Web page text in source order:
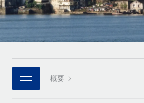
プラットフォーム
チームのための人事の基本機能を内蔵
接続 新しい
当社のMCPを使用して、あらゆるAI
統合
基本的なビジネスツールを活用して業
企業
大企業向けのグローバルHR
パートナーに登録
戦略的テクノロジーパートナー
グローバルな人事機能を柔軟に自社プ
HR用語集
チェックリストおよびテンプレート
職務内容ライブラリ
ウェビナー
イベント
Italiano
日本語
한국어 概要